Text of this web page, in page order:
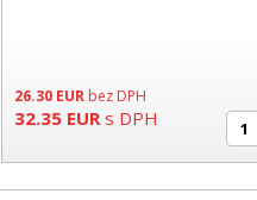
26.30 EUR bez DPH
32.35 EUR s DPH